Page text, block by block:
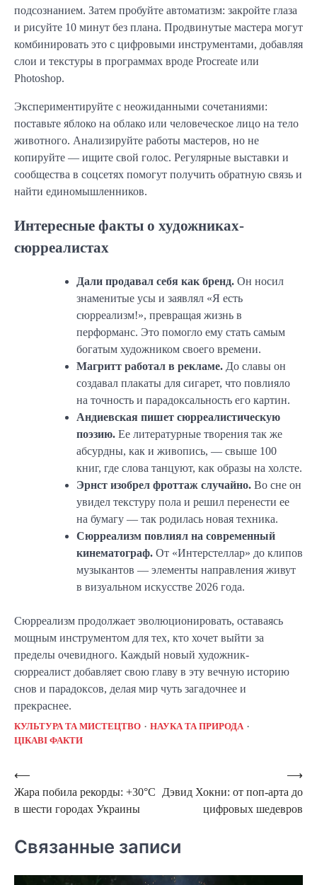
подсознанием. Затем пробуйте автоматизм: закройте глаза
и рисуйте 10 минут без плана. Продвинутые мастера могут
комбинировать это с цифровыми инструментами, добавляя
слои и текстуры в программах вроде Procreate или
Photoshop.
Экспериментируйте с неожиданными сочетаниями:
поставьте яблоко на облако или человеческое лицо на тело
животного. Анализируйте работы мастеров, но не
копируйте — ищите свой голос. Регулярные выставки и
сообщества в соцсетях помогут получить обратную связь и
найти единомышленников.
Интересные факты о художниках-
сюрреалистах
Дали продавал себя как бренд. Он носил
знаменитые усы и заявлял «Я есть
сюрреализм!», превращая жизнь в
перформанс. Это помогло ему стать самым
богатым художником своего времени.
Магритт работал в рекламе. До славы он
создавал плакаты для сигарет, что повлияло
на точность и парадоксальность его картин.
Андиевская пишет сюрреалистическую
поэзию. Ее литературные творения так же
абсурдны, как и живопись, — свыше 100
книг, где слова танцуют, как образы на холсте.
Эрнст изобрел фроттаж случайно. Во сне он
увидел текстуру пола и решил перенести ее
на бумагу — так родилась новая техника.
Сюрреализм повлиял на современный
кинематограф. От «Интерстеллар» до клипов
музыкантов — элементы направления живут
в визуальном искусстве 2026 года.
Сюрреализм продолжает эволюционировать, оставаясь
мощным инструментом для тех, кто хочет выйти за
пределы очевидного. Каждый новый художник-
сюрреалист добавляет свою главу в эту вечную историю
снов и парадоксов, делая мир чуть загадочнее и
прекраснее.
КУЛЬТУРА ТА МИСТЕЦТВО
НАУКА ТА ПРИРОДА
ЦІКАВІ ФАКТИ
Навигация
по
⟵
Жара побила рекорды: +30°C
в шести городах Украины
Дэвид Хокни: от поп-арта до
цифровых шедевров
⟶
Связанные записи